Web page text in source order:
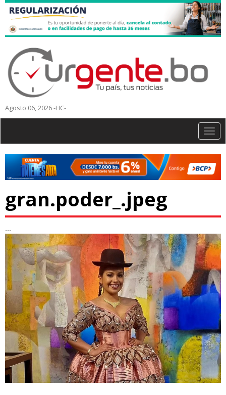
Agosto 06, 2026 -HC-
gran.poder_.jpeg
...